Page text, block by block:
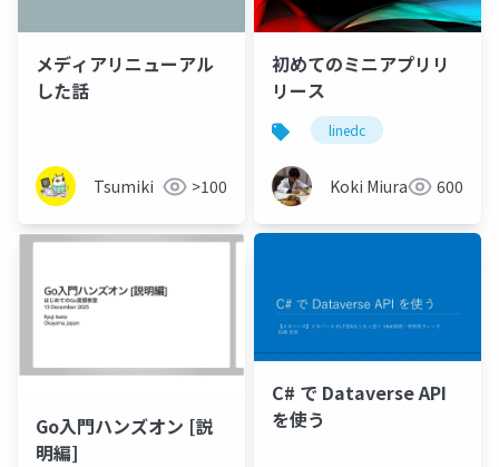
メディアリニューアル
した話
Tsumiki >100
初めてのミニアプリリ
リース
linedc
Koki Miura 600
Go入門ハンズオン [説
明編]
C# で Dataverse API
を使う